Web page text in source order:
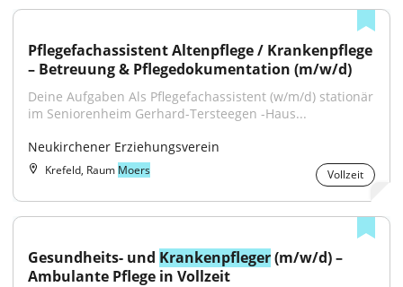
Pflegefachassistent Altenpflege / Krankenpflege
– Betreuung & Pflegedokumentation (m/w/d)
Deine Aufgaben Als Pflegefachassistent (w/m/d) stationär
im Seniorenheim Gerhard-Tersteegen -Haus...
Neukirchener Erziehungsverein
Krefeld, Raum Moers Vollzeit
Gesundheits- und Krankenpfleger (m/w/d) –
Ambulante Pflege in Vollzeit